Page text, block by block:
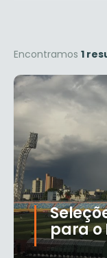
Encontramos 1
para o